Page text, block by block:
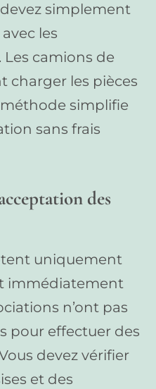
simplement
les
Les camions de
charger les pièces
simplifie
sans frais
des
uniquement
immédiatement
n’ont pas
pour effectuer des
devez vérifier
et des